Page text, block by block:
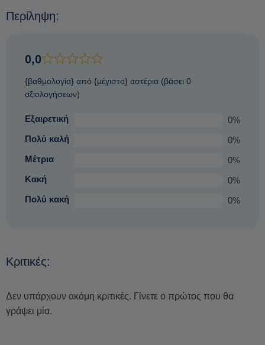
Περίληψη:
0,0
{βαθμολογία} από {μέγιστο} αστέρια (βάσει 0
αξιολογήσεων)
Εξαιρετική
0%
Πολύ καλή
0%
Μέτρια
0%
Κακή
0%
Πολύ κακή
0%
Κριτικές:
Δεν υπάρχουν ακόμη κριτικές. Γίνετε ο πρώτος που θα
γράψει μία.